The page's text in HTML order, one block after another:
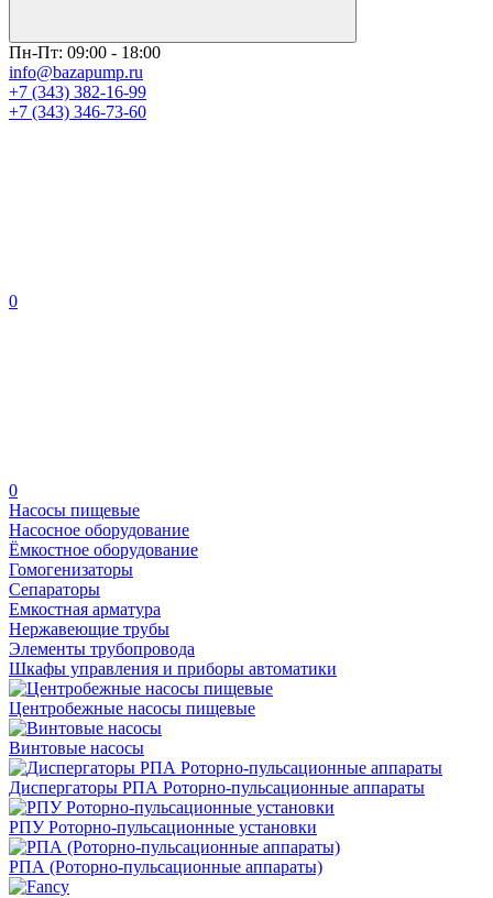
Пн-Пт: 09:00 - 18:00
info@bazapump.ru
+7 (343) 382-16-99
+7 (343) 346-73-‬60
0
0
Насосы пищевые
Насосное оборудование
Ёмкостное оборудование
Гомогенизаторы
Сепараторы
Емкостная арматура
Нержавеющие трубы
Элементы трубопровода
Шкафы управления и приборы автоматики
Центробежные насосы пищевые
Винтовые насосы
Диспергаторы РПА Роторно-пульсационные аппараты
РПУ Роторно-пульсационные установки
РПА (Роторно-пульсационные аппараты)